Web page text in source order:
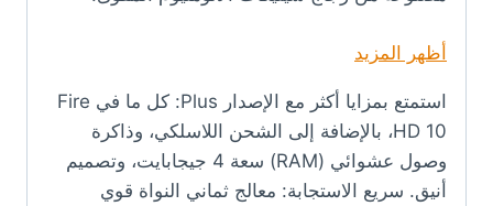
أظهر المزيد
استمتع بمزايا أكثر مع الإصدار Plus: كل ما في Fire
HD 10، بالإضافة إلى الشحن اللاسلكي، وذاكرة
وصول عشوائي (RAM) سعة 4 جيجابايت، وتصميم
أنيق. سريع الاستجابة: معالج ثماني النواة قوي